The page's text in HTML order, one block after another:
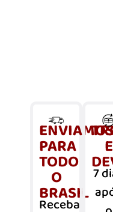
PARA
TODO
O
BRASIL
Receba
E
7